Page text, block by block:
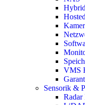
Hybrid
VMS
Sensorik &
Radar